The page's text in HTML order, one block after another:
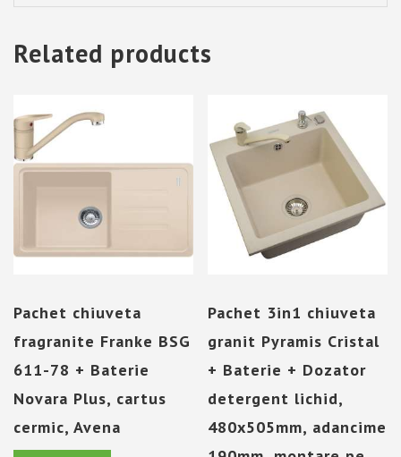
Related products
Pachet chiuveta
fragranite Franke BSG
611-78 + Baterie
Novara Plus, cartus
cermic, Avena
Pachet 3in1 chiuveta
granit Pyramis Cristal
+ Baterie + Dozator
detergent lichid,
480x505mm, adancime